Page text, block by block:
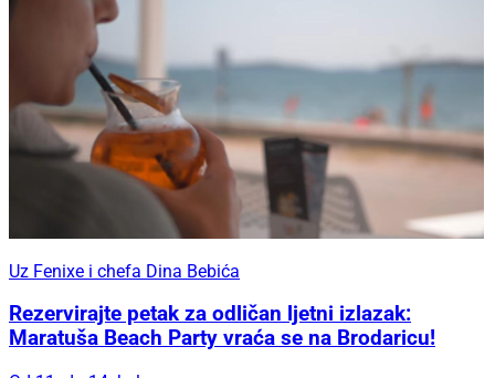
Uz Fenixe i chefa Dina Bebića
Rezervirajte petak za odličan ljetni izlazak:
Maratuša Beach Party vraća se na Brodaricu!